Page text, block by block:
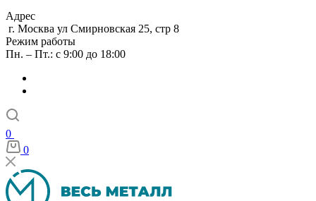
Адрес
г. Москва ул Смирновская 25, стр 8
Режим работы
Пн. – Пт.: с 9:00 до 18:00
0
0